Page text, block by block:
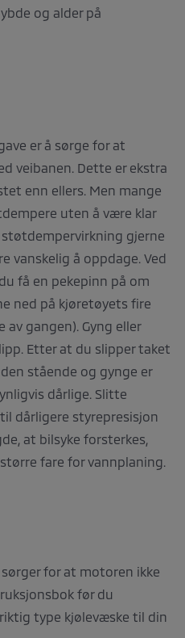
og alder på
er å sørge for at
veibanen. Dette er ekstra
enn ellers. Men mange
uten å være klar
gjerne
vanskelig å oppdage. Ved
få en pekepinn på om
ned på kjøretøyets fire
gangen). Gyng eller
Etter at du slipper taket
stående og gynge er
dårlige. Slitte
dårligere styrepresisjon
at bilsyke forsterkes,
fare for vannplaning.
for at motoren ikke
før du
type kjølevæske til din